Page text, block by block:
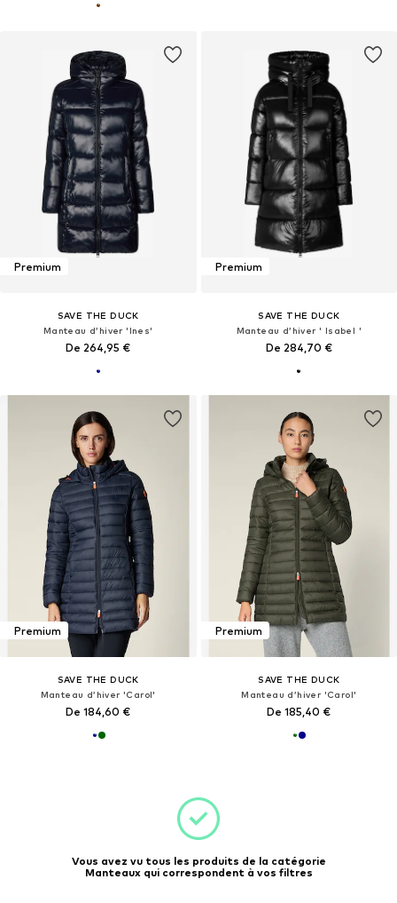
Premium
SAVE THE DUCK
Manteau d’hiver 'Ines'
De 264,95 €
Premium
SAVE THE DUCK
Manteau d’hiver ' Isabel '
De 284,70 €
Premium
SAVE THE DUCK
Manteau d’hiver 'Carol'
De 184,60 €
Premium
SAVE THE DUCK
Manteau d’hiver 'Carol'
De 185,40 €
Vous avez vu tous les produits de la catégorie
Manteaux qui correspondent à vos filtres